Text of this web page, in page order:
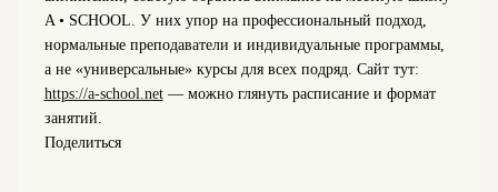
A • SCHOOL. У них упор на профессиональный подход,
нормальные преподаватели и индивидуальные программы,
а не «универсальные» курсы для всех подряд. Сайт тут:
https://a-school.net— можно глянуть расписание и формат
занятий.
Поделиться